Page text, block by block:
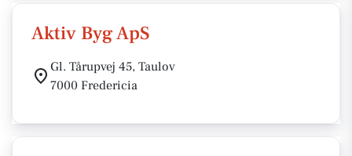
Aktiv Byg ApS
Gl. Tårupvej 45, Taulov
7000 Fredericia